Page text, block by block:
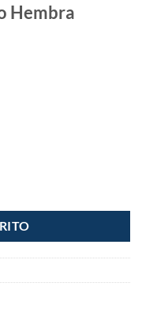
Hembra